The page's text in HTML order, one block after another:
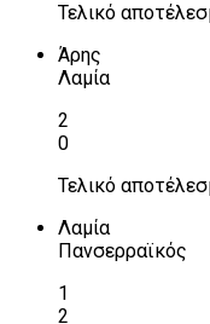
Τελικό
Άρης
Λαμία
2
0
Τελικό
Λαμία
Πανσερραϊκός
1
2